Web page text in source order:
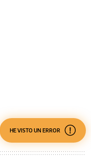
HE VISTO UN ERROR